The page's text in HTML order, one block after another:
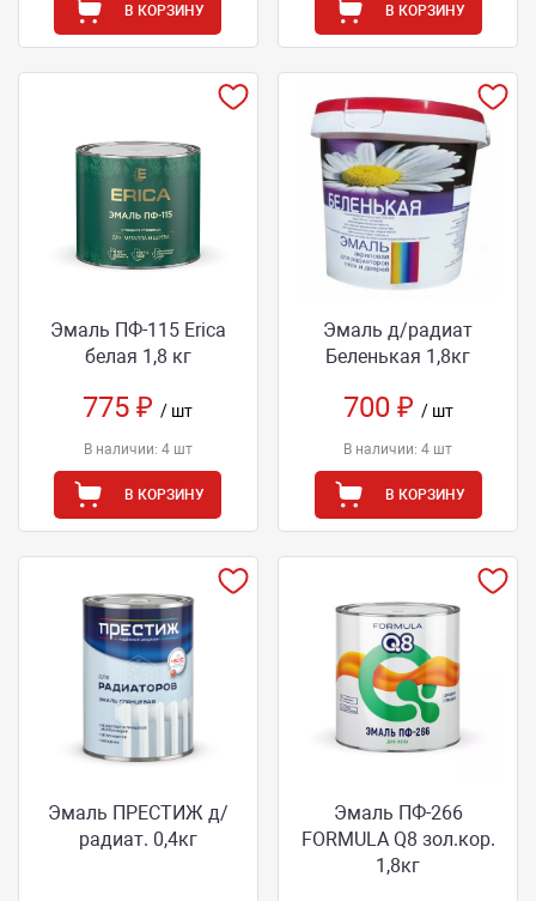
В КОРЗИНУ В КОРЗИНУ
Эмаль ПФ-115 Erica
белая 1,8 кг
775 ₽/ шт
В наличии: 4 шт
В КОРЗИНУ
Эмаль д/радиат
Беленькая 1,8кг
700 ₽ / шт
В наличии: 4 шт
В КОРЗИНУ
Эмаль ПРЕСТИЖ д/
радиат. 0,4кг
Эмаль ПФ-266
FORMULA Q8 зол.кор.
1,8кг